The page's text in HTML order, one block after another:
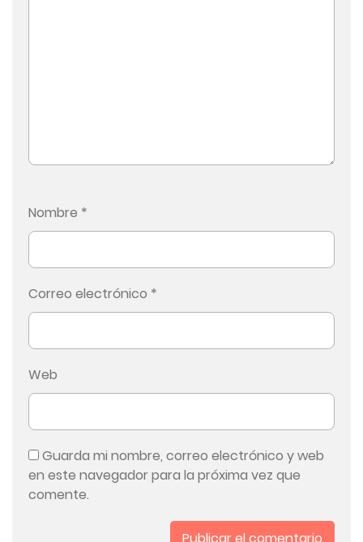
Nombre *
Correo electrónico *
Web
Guarda mi nombre, correo electrónico y web
en este navegador para la próxima vez que
comente.